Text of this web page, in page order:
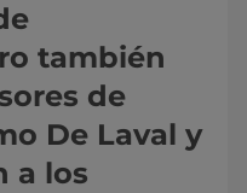
también
de
De Laval y
a los